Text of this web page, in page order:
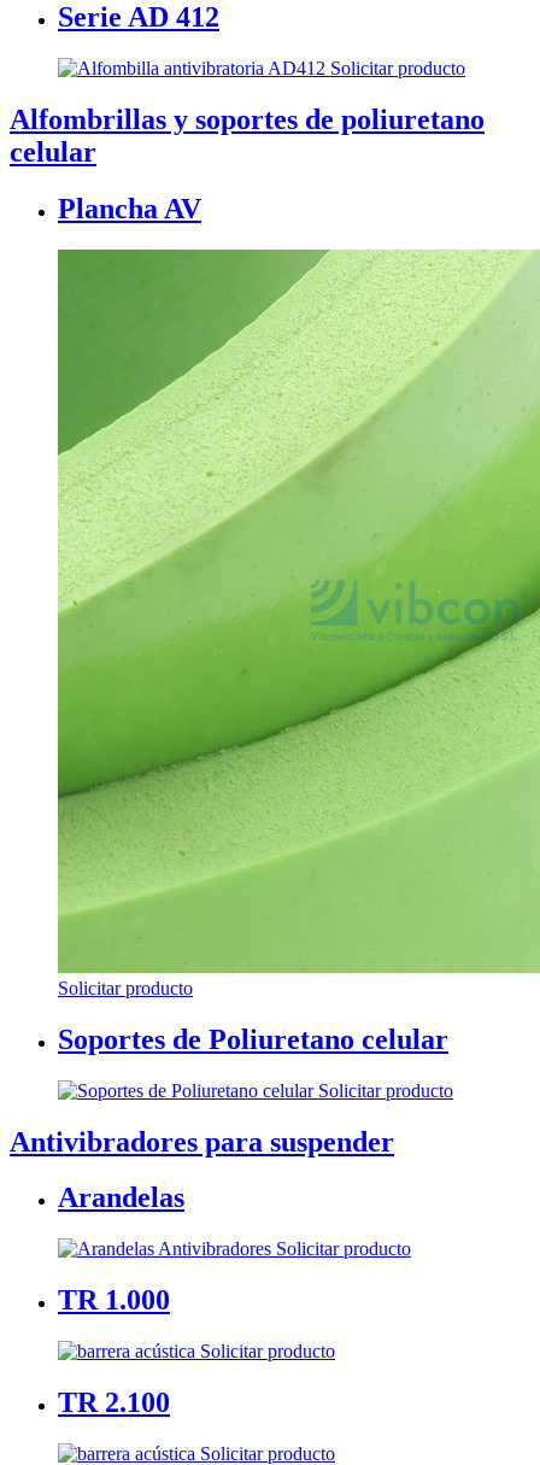
Serie AD 412
Solicitar producto
Alfombrillas y soportes de poliuretano
celular
Plancha AV
Solicitar producto
Soportes de Poliuretano celular
Solicitar producto
Antivibradores para suspender
Arandelas
Solicitar producto
TR 1.000
Solicitar producto
TR 2.100
Solicitar producto